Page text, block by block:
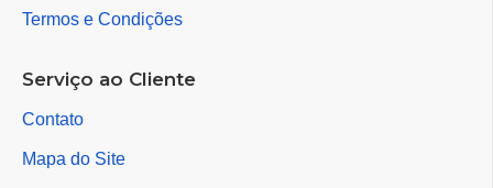
Termos e Condições
Serviço ao Cliente
Contato
Mapa do Site